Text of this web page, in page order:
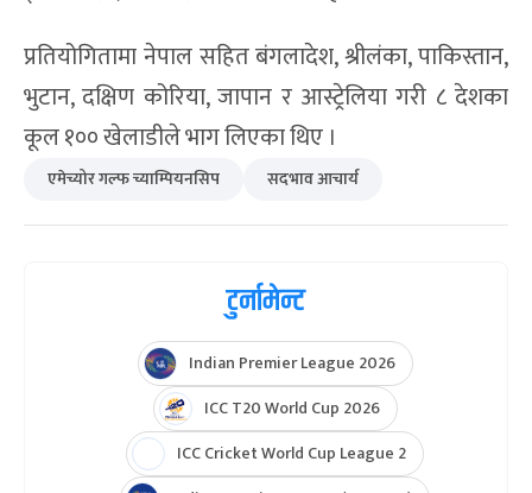
प्रतियोगितामा नेपाल सहित बंगलादेश, श्रीलंका, पाकिस्तान,
भुटान, दक्षिण कोरिया, जापान र आस्ट्रेलिया गरी ८ देशका
कूल १०० खेलाडीले भाग लिएका थिए ।
एमेच्योर गल्फ च्याम्पियनसिप सदभाव आचार्य
टुर्नामेन्ट
Indian Premier League 2026
ICC T20 World Cup 2026
ICC Cricket World Cup League 2